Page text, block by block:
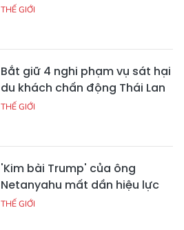
THẾ GIỚI
Bắt giữ 4 nghi phạm vụ sát hại
du khách chấn động Thái Lan
THẾ GIỚI
'Kim bài Trump' của ông
Netanyahu mất dần hiệu lực
THẾ GIỚI